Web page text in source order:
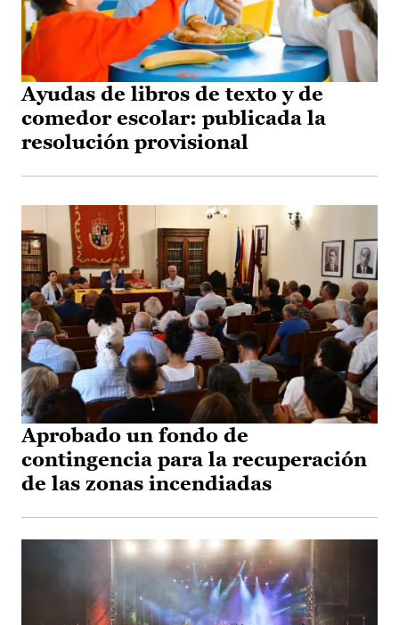
Ayudas de libros de texto y de
comedor escolar: publicada la
resolución provisional
Aprobado un fondo de
contingencia para la recuperación
de las zonas incendiadas